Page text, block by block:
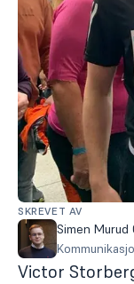
SKREVET AV
Simen Murud
Victor